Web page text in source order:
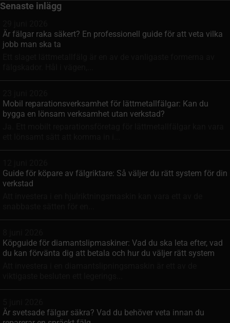
Senaste inlägg
Är fälgar raka säkert? En professionell guide för att veta vilka
jobb man ska ta
Mobil reparationsverksamhet för lättmetallfälgar: Kan du
bygga en lönsam verksamhet utan verkstad?
Guide för köpare av fälgriktare: Så väljer du rätt system för din
verkstad
Köpguide för diamantslipmaskiner: Vad du ska leta efter, vad
du kan förvänta dig att betala och hur du väljer rätt system
Är svetsade fälgar säkra? Vad du behöver veta innan du